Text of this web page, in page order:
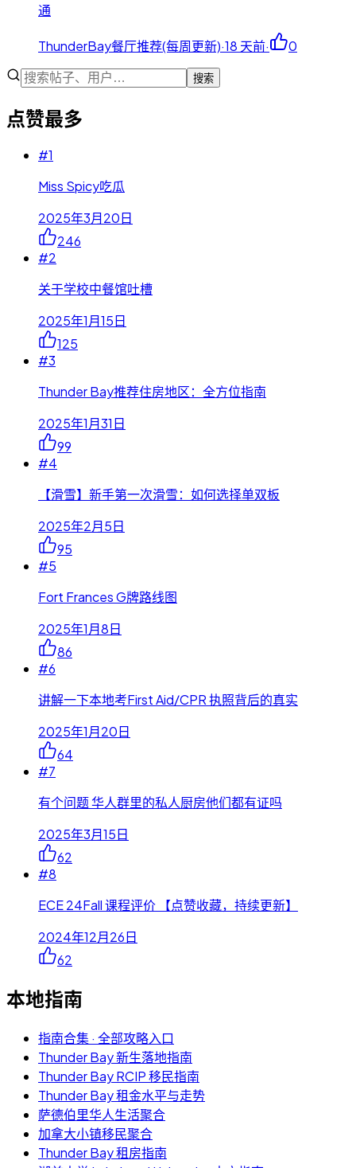
通
ThunderBay餐厅推荐(每周更新)·18 天前· 0
搜索
点赞最多
#1
Miss Spicy吃瓜
2025年3月20日
246
#2
关于学校中餐馆吐槽
2025年1月15日
125
#3
Thunder Bay推荐住房地区：全方位指南
2025年1月31日
99
#4
【滑雪】新手第一次滑雪：如何选择单双板
2025年2月5日
95
#5
Fort Frances G牌路线图
2025年1月8日
86
#6
讲解一下本地考First Aid/CPR 执照背后的真实
2025年1月20日
64
#7
有个问题 华人群里的私人厨房他们都有证吗
2025年3月15日
62
#8
ECE 24Fall 课程评价 【点赞收藏，持续更新】
2024年12月26日
62
本地指南
指南合集 · 全部攻略入口
Thunder Bay 新生落地指南
Thunder Bay RCIP 移民指南
Thunder Bay 租金水平与走势
萨德伯里华人生活聚合
加拿大小镇移民聚合
Thunder Bay 租房指南